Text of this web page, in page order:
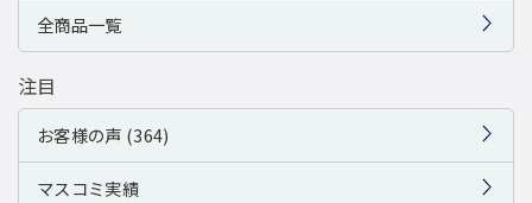
全商品一覧
注目
お客様の声 (364)
マスコミ実績